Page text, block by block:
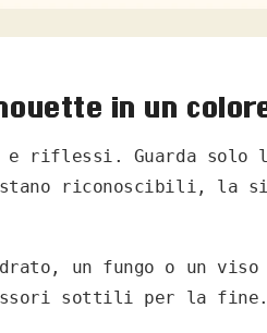
in un
e riflessi. Guarda solo
riconoscibili, la
un fungo o un
sottili per la fine.